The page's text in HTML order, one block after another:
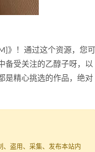
》！通过这个资源，您可
备受关注的乙醇子呀，以
是精心挑选的作品，绝对
、盗用、采集、发布本站内